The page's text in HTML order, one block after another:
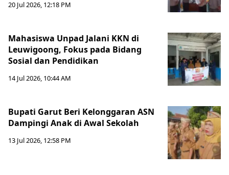
20 Jul 2026, 12:18 PM
Mahasiswa Unpad Jalani KKN di
Leuwigoong, Fokus pada Bidang
Sosial dan Pendidikan
14 Jul 2026, 10:44 AM
Bupati Garut Beri Kelonggaran ASN
Dampingi Anak di Awal Sekolah
13 Jul 2026, 12:58 PM